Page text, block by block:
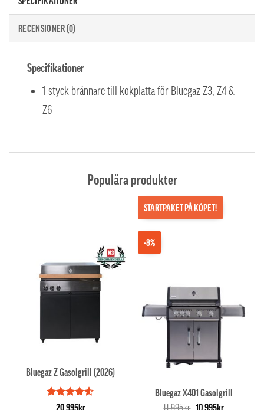
RECENSIONER (0)
Specifikationer
1 styck brännare till kokplatta för Bluegaz Z3, Z4 &
Z6
Populära produkter
Bluegaz Z Gasolgrill (2026)
Betygsatt
20,995kr
-8%
STARTPAKET PÅ KÖPET!
Bluegaz X401 Gasolgrill
Det
10,995krDet